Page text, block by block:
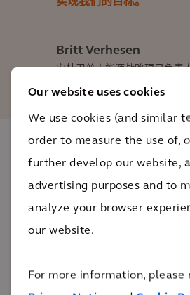
Our website uses cookies
We use cookies (and similar
order to measure the use of,
further develop our website,
advertising purposes and to
analyze your browser
our website.
For more information, please
Britt Verhesen
安特卫普市能源战略项目负责
影响
到2030年，安特卫普将能够利用
10%的供热需求，到2050年，该
7.1万吨